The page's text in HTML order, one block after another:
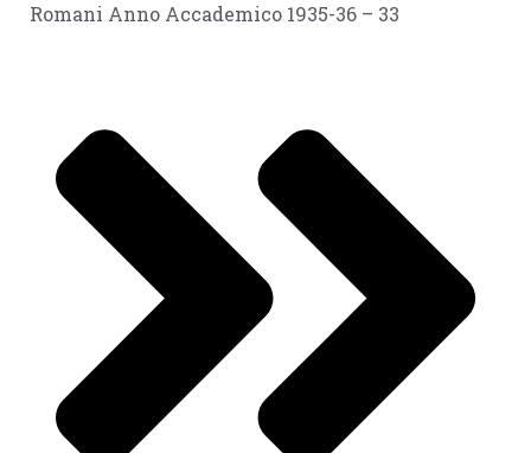
Romani Anno Accademico 1935-36 – 33